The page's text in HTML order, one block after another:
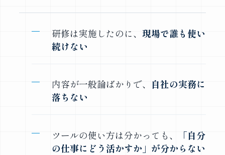
研修は実施したのに、現場で誰も使い
続けない
内容が一般論ばかりで、 自社の実務に
落ちない
ツールの使い方は分かっても、
「自分
の仕事にどう活かすか」が分からない